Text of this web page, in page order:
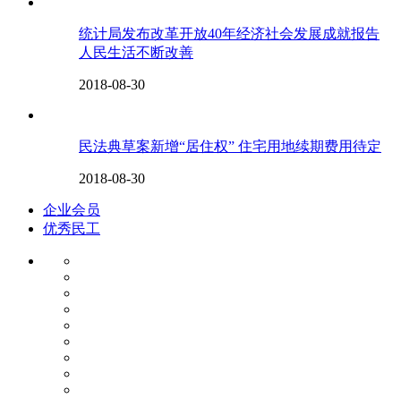
统计局发布改革开放40年经济社会发展成就报告
人民生活不断改善
2018-08-30
民法典草案新增“居住权” 住宅用地续期费用待定
2018-08-30
企业会员
优秀民工